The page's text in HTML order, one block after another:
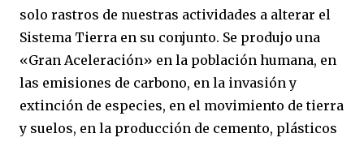
solo rastros de nuestras actividades a alterar el
Sistema Tierra en su conjunto. Se produjo una
«Gran Aceleración» en la población humana, en
las emisiones de carbono, en la invasión y
extinción de especies, en el movimiento de tierra
y suelos, en la producción de cemento, plásticos